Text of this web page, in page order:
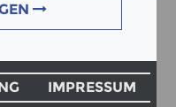
IMPRESSUM
Web­sei­te prä­sen­
in einem
ge­glie­dert und
und Part­nern um­
Un­ter­neh­men.